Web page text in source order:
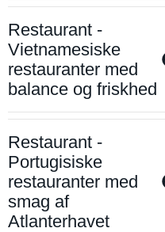
Restaurant -
Vietnamesiske
restauranter med
balance og friskhed
Restaurant -
Portugisiske
restauranter med
smag af
Atlanterhavet